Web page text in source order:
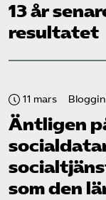
13 år
resultatet
11 mars
Äntligen
som den